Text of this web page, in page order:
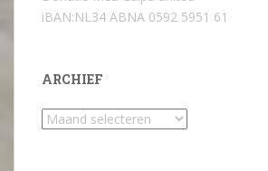
iBAN:NL34 ABNA 0592 5951 61
ARCHIEF
Archief